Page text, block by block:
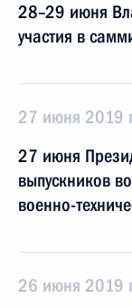
28–29 июня
участия в
27 июня 2019
27 июня
выпускников
военно-
26 июня 2019